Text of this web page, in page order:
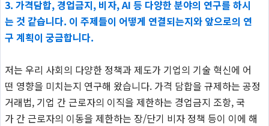
3. 가격담합, 경업금지, 비자, AI 등 다양한 분야의 연구를 하시
는 것 같습니다. 이 주제들이 어떻게 연결되는지와 앞으로의 연
구 계획이 궁금합니다.
저는 우리 사회의 다양한 정책과 제도가 기업의 기술 혁신에 어
떤 영향을 미치는지 연구해 왔습니다. 가격 담합을 규제하는 공정
거래법, 기업 간 근로자의 이직을 제한하는 경업금지 조항, 국
가 간 근로자의 이동을 제한하는 장/단기 비자 정책 등이 이에 해